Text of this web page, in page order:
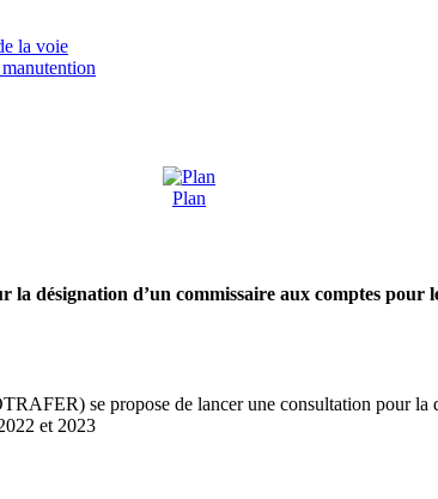
la voie
Plan
la désignation d’un commissaire aux comptes pour
se propose de lancer une consultation pour la
et 2023